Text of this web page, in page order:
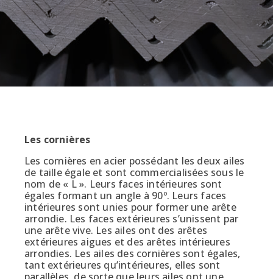
Les cornières
Les cornières en acier possédant les deux ailes
de taille égale et sont commercialisées sous le
nom de « L ». Leurs faces intérieures sont
égales formant un angle à 90º. Leurs faces
intérieures sont unies pour former une arête
arrondie. Les faces extérieures s’unissent par
une arête vive. Les ailes ont des arêtes
extérieures aigues et des arêtes intérieures
arrondies. Les ailes des cornières sont égales,
tant extérieures qu’intérieures, elles sont